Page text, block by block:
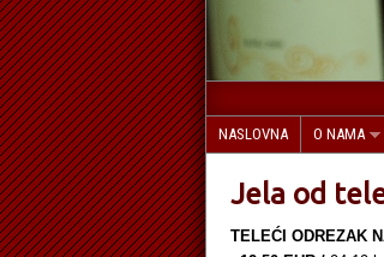
NASLOVNA
O NAMA
Jela od
TELEĆI ODREZAK